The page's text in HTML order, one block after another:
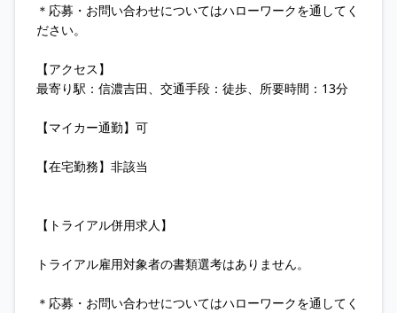
＊応募・お問い合わせについてはハローワークを通してく
ださい。
【アクセス】
最寄り駅：信濃吉田、交通手段：徒歩、所要時間：13分
【マイカー通勤】可
【在宅勤務】非該当
【トライアル併用求人】
トライアル雇用対象者の書類選考はありません。
＊応募・お問い合わせについてはハローワークを通してく